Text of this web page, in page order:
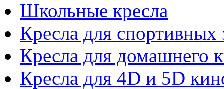
Школьные кресла
Кресла для спортивных
Кресла для домашнего
Кресла для 4D и 5D